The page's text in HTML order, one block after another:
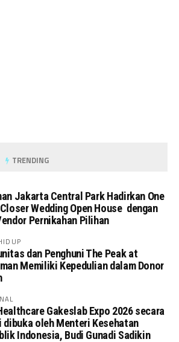
TRENDING
Jakarta Central Park Hadirkan One
Wedding Open House dengan
Pernikahan Pilihan
dan Penghuni The Peak at
Memiliki Kepedulian dalam Donor
Gakeslab Expo 2026 secara
dibuka oleh Menteri Kesehatan
Indonesia, Budi Gunadi Sadikin